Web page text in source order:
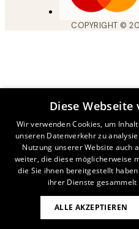
COPYRIGHT ©
Diese
Wir verwenden Cookies, um
unseren Datenverkehr zu
Nutzung unserer Website auch
weiter, die diese möglicherweise
die Sie ihnen bereitgestellt
ihrer Dienste gesammelt
ALLE AKZEPTIEREN